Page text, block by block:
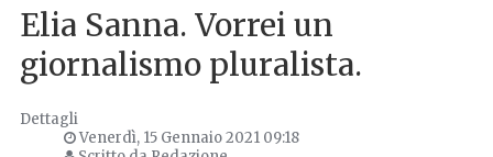
Elia Sanna. Vorrei un
giornalismo pluralista.
Dettagli
Venerdì, 15 Gennaio 2021 09:18